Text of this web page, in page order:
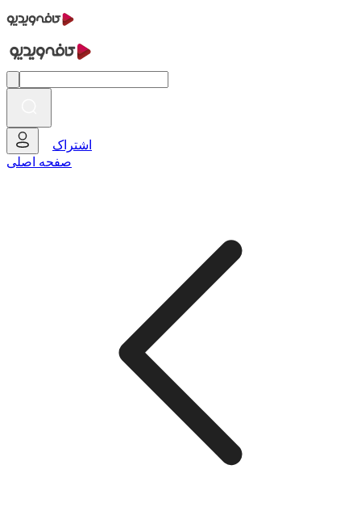
اشتراک
صفحه اصلی